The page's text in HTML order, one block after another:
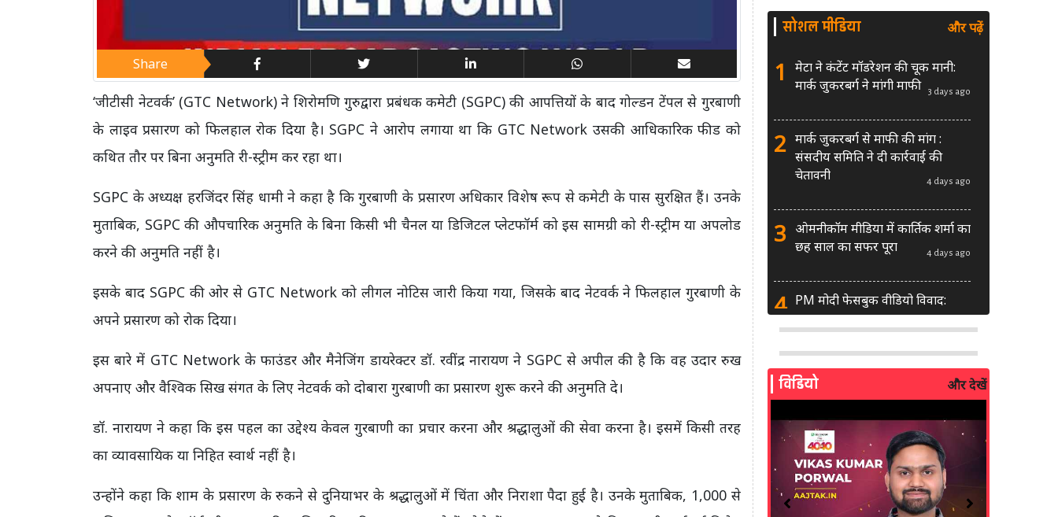
Share
‘जीटीसी नेटवर्क’ (GTC Network) ने शिरोमणि गुरुद्वारा प्रबंधक कमेटी (SGPC) की आपत्तियों के बाद गोल्डन टेंपल से गुरबाणी
के लाइव प्रसारण को फिलहाल रोक दिया है। SGPC ने आरोप लगाया था कि GTC Network उसकी आधिकारिक फीड को
कथित तौर पर बिना अनुमति री-स्ट्रीम कर रहा था।
SGPC के अध्यक्ष हरजिंदर सिंह धामी ने कहा है कि गुरबाणी के प्रसारण अधिकार विशेष रूप से कमेटी के पास सुरक्षित हैं। उनके
मुताबिक, SGPC की औपचारिक अनुमति के बिना किसी भी चैनल या डिजिटल प्लेटफॉर्म को इस सामग्री को री-स्ट्रीम या अपलोड
करने की अनुमति नहीं है।
इसके बाद SGPC की ओर से GTC Network को लीगल नोटिस जारी किया गया, जिसके बाद नेटवर्क ने फिलहाल गुरबाणी के
अपने प्रसारण को रोक दिया।
इस बारे में GTC Network के फाउंडर और मैनेजिंग डायरेक्टर डॉ. रवींद्र नारायण ने SGPC से अपील की है कि वह उदार रुख
अपनाए और वैश्विक सिख संगत के लिए नेटवर्क को दोबारा गुरबाणी का प्रसारण शुरू करने की अनुमति दे।
डॉ. नारायण ने कहा कि इस पहल का उद्देश्य केवल गुरबाणी का प्रचार करना और श्रद्धालुओं की सेवा करना है। इसमें किसी तरह
का व्यावसायिक या निहित स्वार्थ नहीं है।
उन्होंने कहा कि शाम के प्रसारण के रुकने से दुनियाभर के श्रद्धालुओं में चिंता और निराशा पैदा हुई है। उनके मुताबिक, 1,000 से
सोशल मीडिया और पढ़ें
1
मेटा ने कंटेंट मॉडरेशन की चूक मानी:
मार्क जुकरबर्ग ने मांगी माफी
3 days ago
2 मार्क जुकरबर्ग से माफी की मांग :
संसदीय समिति ने दी कार्रवाई की
चेतावनी
4 days ago
3 ओमनीकॉम मीडिया में कार्तिक शर्मा का
छह साल का सफर पूरा
4 days ago
4 PM मोदी फेसबुक वीडियो विवाद:
MeitY से मिलेगी मेटा की ग्लोबल टीम
5 AI से बने फर्जी पोस्ट पर LinkedIn
की सख्ती: लॉन्च किए नए मॉडरेशन
6
सरकार दे रही बड़ा मौका: शॉर्ट वीडियो
बनाने वाले क्रिएटर्स जीत सकते हैं ₹5
लाख
2 weeks ago
विडियो और देखें